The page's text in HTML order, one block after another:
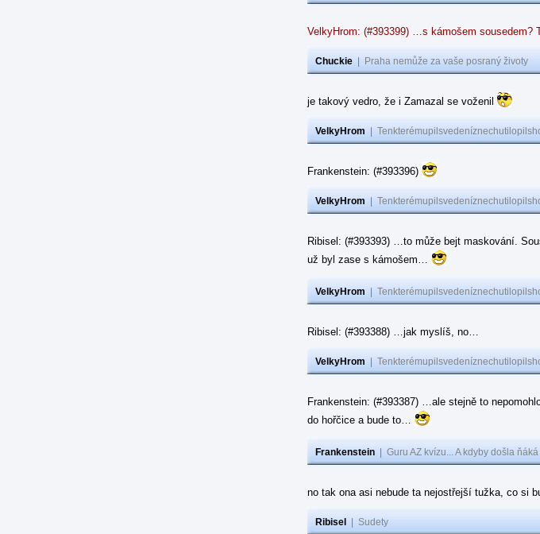
VelkyHrom: (#393399) …s kámošem sousedem?
Chuckie Praha nemůže za vaše posraný životy
je takový vedro, že i Zamazal se voženil
VelkyHrom
Frankenstein: (#393396)
VelkyHrom
Ribisel: (#393393) …to může bejt maskování.
už byl zase s kámošem…
VelkyHrom
Ribisel: (#393388) …jak myslíš, no…
VelkyHrom
Frankenstein: (#393387) …ale stejně to
do hořčice a bude to…
Frankenstein Guru AZ kvízu... A kdyby došla
no tak ona asi nebude ta nejostřejší tužka, co si
Ribisel Sudety